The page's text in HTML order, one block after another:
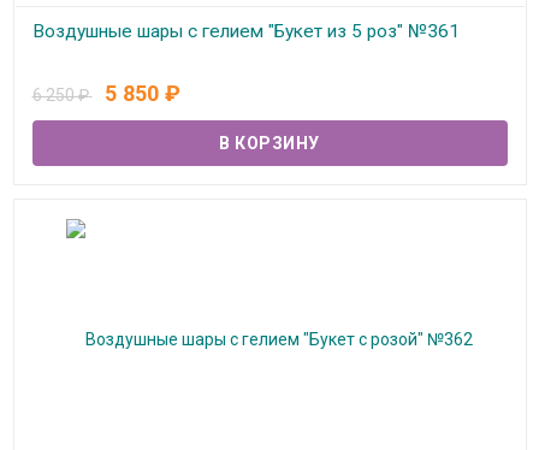
Воздушные шары с гелием "Букет из 5 роз" №361
6 250₽ 5 850 ₽